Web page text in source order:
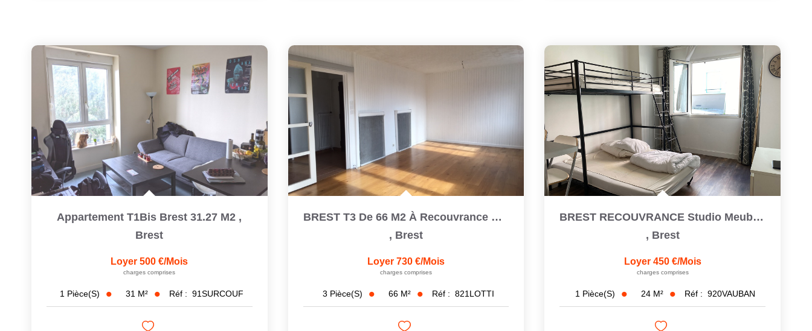
Appartement T1Bis Brest 31.27 M2 ,
Brest
Loyer 500 €/mois
charges comprises
1 Pièce(s) 31 M² Réf : 91SURCOUF
BREST T3 De 66 M2 À Recouvrance Proche Cafarelli Avec Un...
, Brest
Loyer 730 €/mois
charges comprises
3 Pièce(s) 66 M² Réf : 821LOTTI
BREST RECOUVRANCE Studio Meublé De 23,6 M2
, Brest
Loyer 450 €/mois
charges comprises
1 Pièce(s) 24 M² Réf : 920VAUBAN